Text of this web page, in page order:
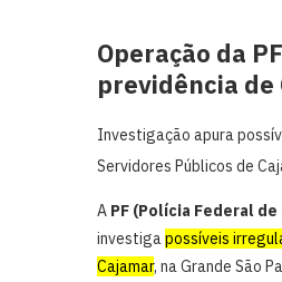
Operação da
previdência de
Investigação apura
Servidores Públicos de
A PF (Polícia Federal de
investigapossíveis
Cajamar, na Grande São